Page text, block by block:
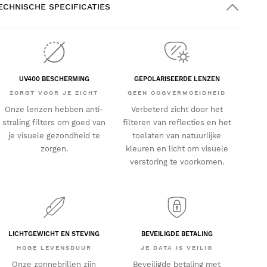
SPECIFICATIES
UV400 BESCHERMING
ZORGT VOOR JE ZICHT
Onze lenzen hebben anti-
straling filters om goed van
je visuele gezondheid te
zorgen.
GEPOLARISEERDE LENZEN
GEEN OOGVERMOEIDHEID
Verbeterd zicht door het
filteren van reflecties en het
toelaten van natuurlijke
kleuren en licht om visuele
verstoring te voorkomen.
LICHTGEWICHT EN STEVING
HOGE LEVENSDUUR
Onze zonnebrillen zijn
BEVEILIGDE BETALING
JE DATA IS VEILIG
Beveiligde betaling met